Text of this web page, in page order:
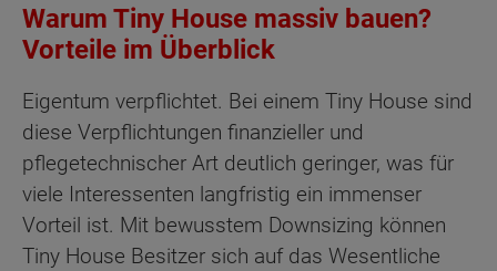
Warum Tiny House massiv bauen?
Vorteile im Überblick
Eigentum verpflichtet. Bei einem Tiny House sind
diese Verpflichtungen finanzieller und
pflegetechnischer Art deutlich geringer, was für
viele Interessenten langfristig ein immenser
Vorteil ist. Mit bewusstem Downsizing können
Tiny House Besitzer sich auf das Wesentliche